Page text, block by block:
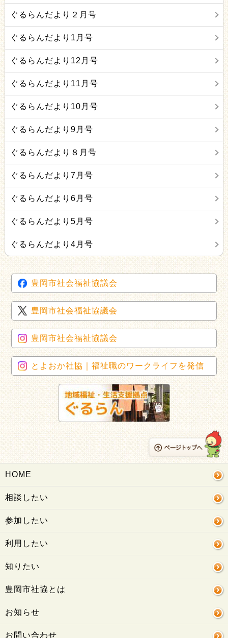
ぐるらんだより２月号
ぐるらんだより1月号
ぐるらんだより12月号
ぐるらんだより11月号
ぐるらんだより10月号
ぐるらんだより9月号
ぐるらんだより８月号
ぐるらんだより7月号
ぐるらんだより6月号
ぐるらんだより5月号
ぐるらんだより4月号
豊岡市社会福祉協議会
豊岡市社会福祉協議会
豊岡市社会福祉協議会
とよおか社協｜福祉職のワークライフを発信
HOME
相談したい
参加したい
利用したい
知りたい
豊岡市社協とは
お知らせ
お問い合わせ